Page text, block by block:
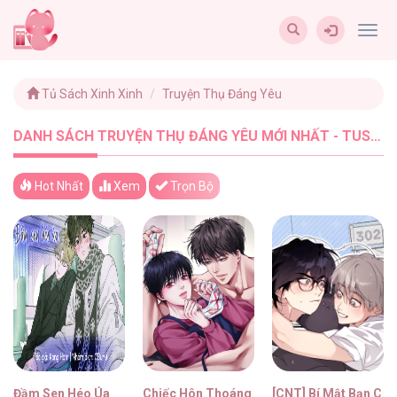
Tủ Sách Xinh Xinh Truyện Thụ Đáng Yêu
DANH SÁCH TRUYỆN THỤ ĐÁNG YÊU MỚI NHẤT - TUSACHXINHXINH (15)
Hot Nhất Xem Trọn Bộ
Đầm Sen Héo Úa Chiếc Hôn Thoáng Qua[CNT] Bí Mật Bạn